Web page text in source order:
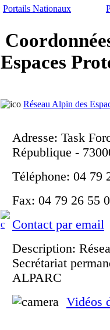
Portails Nationaux
Espaces
Réseau Alpin des
Adresse: Task
République -
Téléphone: 04 79
Fax: 04 79 26 55
Contact par email
Description:
Secrétariat
ALPARC
Vidéos